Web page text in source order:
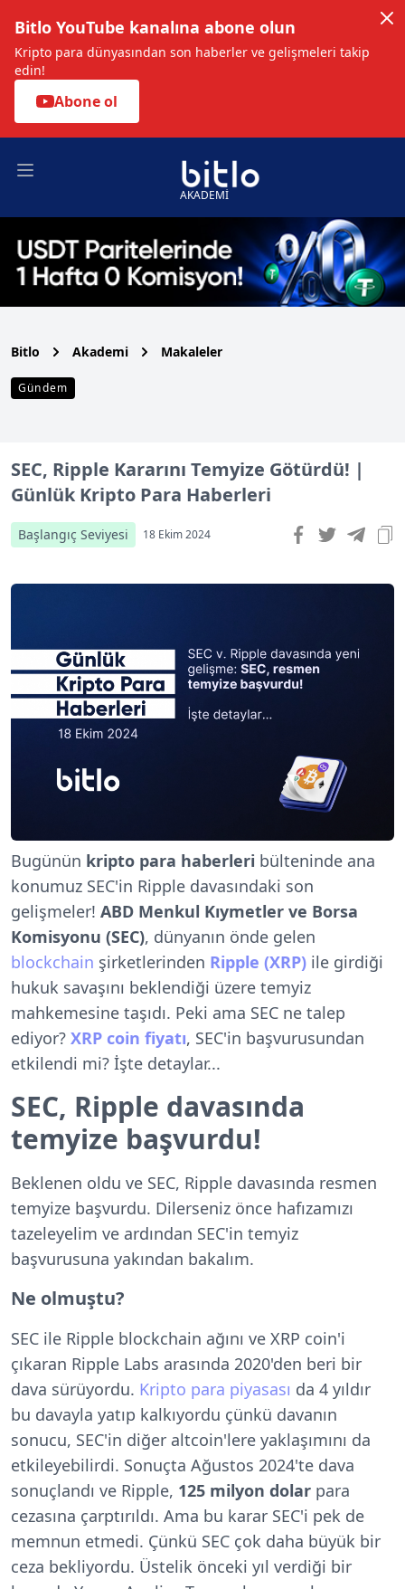
Bitlo YouTube kanalına abone olun
Kripto para dünyasından son haberler ve gelişmeleri takip
edin!
Abone ol
Open main menu
AKADEMİ
Bitlo Akademi Makaleler
Gündem
SEC, Ripple Kararını Temyize Götürdü! |
Günlük Kripto Para Haberleri
Başlangıç Seviyesi 18 Ekim 2024
Bugünün kripto para haberleri bülteninde ana
konumuz SEC'in Ripple davasındaki son
gelişmeler! ABD Menkul Kıymetler ve Borsa
Komisyonu (SEC), dünyanın önde gelen
blockchain şirketlerinden Ripple (XRP) ile girdiği
hukuk savaşını beklendiği üzere temyiz
mahkemesine taşıdı. Peki ama SEC ne talep
ediyor? XRP coin fiyatı, SEC'in başvurusundan
etkilendi mi? İşte detaylar...
SEC, Ripple davasında
temyize başvurdu!
Beklenen oldu ve SEC, Ripple davasında resmen
temyize başvurdu. Dilerseniz önce hafızamızı
tazeleyelim ve ardından SEC'in temyiz
başvurusuna yakından bakalım.
Ne olmuştu?
SEC ile Ripple blockchain ağını ve XRP coin'i
çıkaran Ripple Labs arasında 2020'den beri bir
dava sürüyordu. Kripto para piyasası da 4 yıldır
bu davayla yatıp kalkıyordu çünkü davanın
sonucu, SEC'in diğer altcoin'lere yaklaşımını da
etkileyebilirdi. Sonuçta Ağustos 2024'te dava
sonuçlandı ve Ripple, 125 milyon dolar para
cezasına çarptırıldı. Ama bu karar SEC'i pek de
memnun etmedi. Çünkü SEC çok daha büyük bir
ceza bekliyordu. Üstelik önceki yıl verdiği bir